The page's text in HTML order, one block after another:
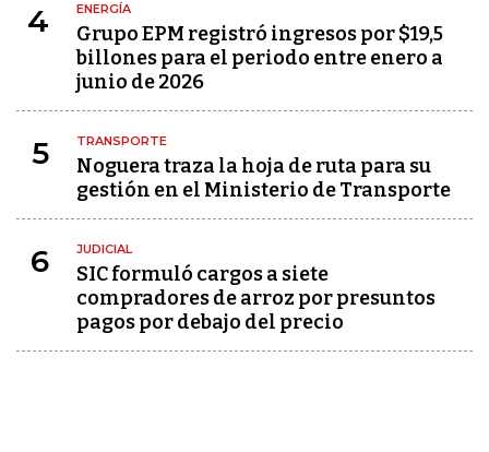
4 ENERGÍA
Grupo EPM registró ingresos por $19,5
billones para el periodo entre enero a
junio de 2026
5 TRANSPORTE
Noguera traza la hoja de ruta para su
gestión en el Ministerio de Transporte
6 JUDICIAL
SIC formuló cargos a siete
compradores de arroz por presuntos
pagos por debajo del precio